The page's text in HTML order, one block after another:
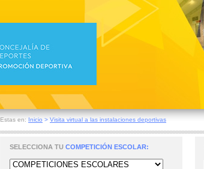
Estas en: Inicio > Visita virtual a las instalaciones deportivas
SELECCIONA TU COMPETICIÓN ESCOLAR: